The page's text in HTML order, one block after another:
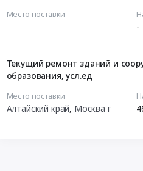
Место поставки
-
Текущий ремонт зданий и
образования, усл.ед
Место поставки
Алтайский край, Москва г